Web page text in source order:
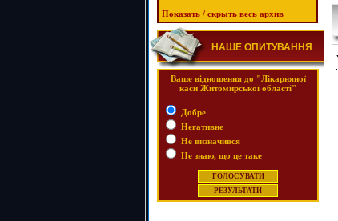
Показать / скрыть весь архив
НАШЕ ОПИТУВАННЯ
Ваше відношення до "Лікарняної
каси Житомирської області"
Добре
Негативне
Не визначився
Не знаю, що це таке